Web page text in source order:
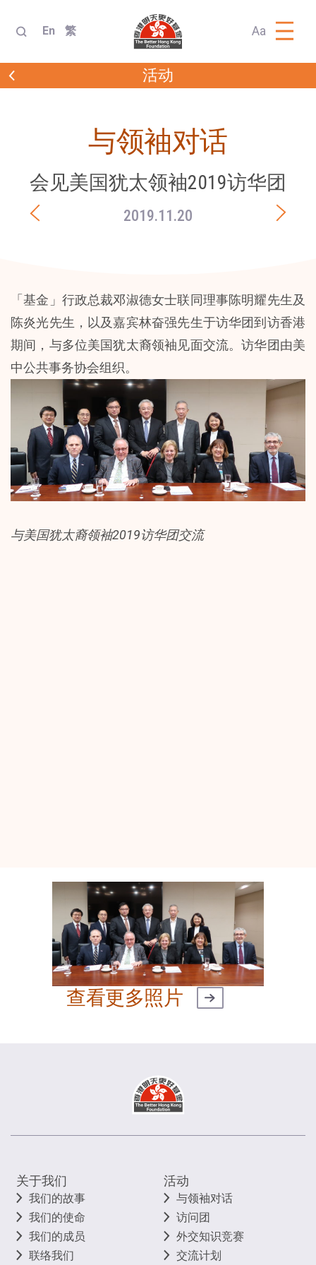
En 繁 Aa
活动
与领袖对话
会见美国犹太领袖2019访华团
2019.11.20
「基金」行政总裁邓淑德女士联同理事陈明耀先生及
陈炎光先生，以及嘉宾林奋强先生于访华团到访香港
期间，与多位美国犹太裔领袖见面交流。访华团由美
中公共事务协会组织。
与美国犹太裔领袖2019访华团交流
查看更多照片
关于我们
我们的故事
我们的使命
我们的成员
联络我们
活动
与领袖对话
访问团
外交知识竞赛
交流计划